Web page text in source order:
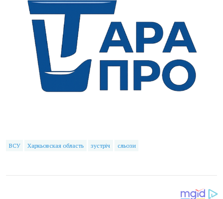
ВСУ Харкьовская область зустріч сльози